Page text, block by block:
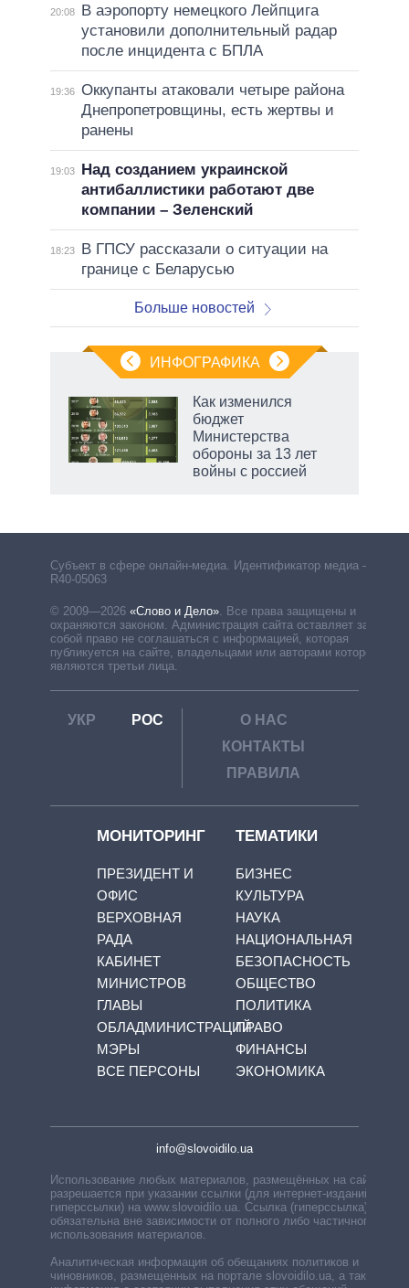
20:08
В аэропорту немецкого Лейпцига
установили дополнительный радар
после инцидента с БПЛА
19:36 Оккупанты атаковали четыре района
Днепропетровщины, есть жертвы и
ранены
19:03
Над созданием украинской
антибаллистики работают две
компании – Зеленский
18:23
В ГПСУ рассказали о ситуации на
границе с Беларусью
Больше новостей
ИНФОГРАФИКА
Как изменился
бюджет
Министерства
обороны за 13 лет
войны с россией
Субъект в сфере онлайн-медиа. Идентификатор медиа –
R40-05063
© 2009—2026 «Слово и Дело» Все права защищены и
охраняются законом. Администрация сайта оставляет за
собой право не соглашаться с информацией, которая
публикуется на сайте, владельцами или авторами которой
являются третьи лица.
УКР РОС
О НАС
КОНТАКТЫ
ПРАВИЛА
МОНИТОРИНГ
ПРЕЗИДЕНТ И
ОФИС
ВЕРХОВНАЯ
РАДА
КАБИНЕТ
МИНИСТРОВ
ГЛАВЫ
ОБЛАДМИНИСТРАЦИЙ
МЭРЫ
ВСЕ ПЕРСОНЫ
ТЕМАТИКИ
БИЗНЕС
КУЛЬТУРА
НАУКА
НАЦИОНАЛЬНАЯ
БЕЗОПАСНОСТЬ
ОБЩЕСТВО
ПОЛИТИКА
ПРАВО
ФИНАНСЫ
ЭКОНОМИКА
info@slovoidilo.ua
Использование любых материалов, размещённых на сайте,
разрешается при указании ссылки (для интернет-изданий —
гиперссылки) на www.slovoidilo.ua. Ссылка (гиперссылка)
обязательна вне зависимости от полного либо частичного
использования материалов.
Аналитическая информация об обещаниях политиков и
чиновников, размещенных на портале slovoidilo.ua, а также